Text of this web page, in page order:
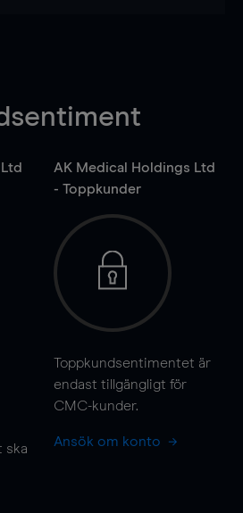
ska
AK Medical Holdings Ltd
- Toppkunder
Toppkundsentimentet är
endast tillgängligt för
CMC-kunder.
Ansök om konto